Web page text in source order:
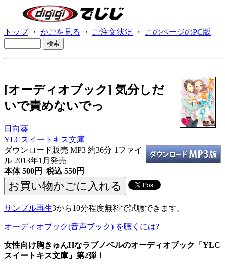
トップ・ かごを見る ・ ご注文状況 ・ このページのPC版
[オーディオブック] 気分しだ
いで責めないでっ
日向葵
YLCスイートキス文庫
ダウンロード販売 MP3 約36分 1ファイ
ル 2013年1月発売
本体 500円 税込 550円
サンプル再生3から10分程度無料で試聴できます。
オーディオブック(音声ブック) を聴くには?
女性向け胸きゅんHなラブノベルのオーディオブック「YLC
スイートキス文庫」第2弾！